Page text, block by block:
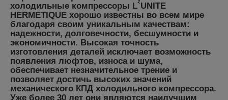
холодильные компрессоры L`UNITE
HERMETIQUE хорошо известны во всем мире
благодаря своим уникальным качествам:
надежности, долговечности, бесшумности и
экономичности. Высокая точность
изготовления деталей исключает возможность
появления люфтов, износа и шума,
обеспечивает незначительное трение и
позволяет достичь высоких значений
механического КПД холодильного компрессора.
Уже более 30 лет они являются наилучшим